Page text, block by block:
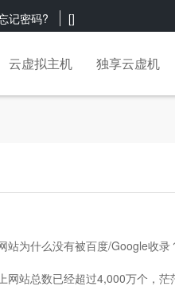
记密码? []
云虚拟主机 独享云虚机
站为什么没有被百度/Google收录
网站总数已经超过4,000万个，茫